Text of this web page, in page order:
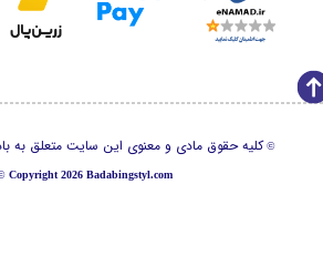
©کلیه حقوق مادی و معنوی این سایت متعلق به
Copyright 2026 Badabingstyl.com